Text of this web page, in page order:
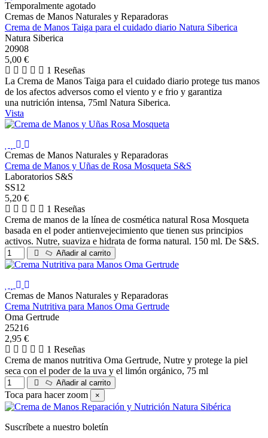
Temporalmente agotado
Cremas de Manos Naturales y Reparadoras
Crema de Manos Taiga para el cuidado diario Natura Siberica
Natura Siberica
20908
5,00 €
1 Reseñas
La Crema de Manos Taiga para el cuidado diario protege tus manos
de los afectos adversos como el viento y e frio y garantiza
una nutrición intensa, 75ml Natura Siberica.
Vista
Cremas de Manos Naturales y Reparadoras
Crema de Manos y Uñas de Rosa Mosqueta S&S
Laboratorios S&S
SS12
5,20 €
1 Reseñas
Crema de manos de la línea de cosmética natural Rosa Mosqueta
basada en el poder antienvejecimiento que tienen sus principios
activos. Nutre, suaviza e hidrata de forma natural. 150 ml. De S&S.
Añadir al carrito
Cremas de Manos Naturales y Reparadoras
Crema Nutritiva para Manos Oma Gertrude
Oma Gertrude
25216
2,95 €
1 Reseñas
Crema de manos nutritiva Oma Gertrude, Nutre y protege la piel
seca con el poder de la uva y el limón orgánico, 75 ml
Añadir al carrito
Toca para hacer zoom ×
Suscríbete a nuestro boletín